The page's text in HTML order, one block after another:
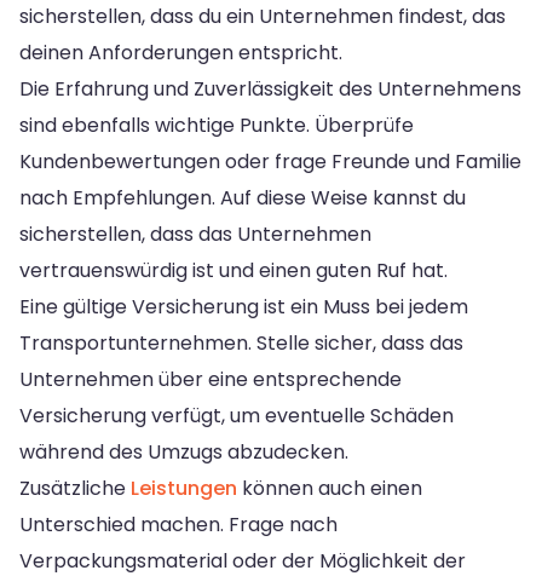
sicherstellen, dass du ein Unternehmen findest, das
deinen Anforderungen entspricht.
Die Erfahrung und Zuverlässigkeit des Unternehmens
sind ebenfalls wichtige Punkte. Überprüfe
Kundenbewertungen oder frage Freunde und Familie
nach Empfehlungen. Auf diese Weise kannst du
sicherstellen, dass das Unternehmen
vertrauenswürdig ist und einen guten Ruf hat.
Eine gültige Versicherung ist ein Muss bei jedem
Transportunternehmen. Stelle sicher, dass das
Unternehmen über eine entsprechende
Versicherung verfügt, um eventuelle Schäden
während des Umzugs abzudecken.
Zusätzliche Leistungen können auch einen
Unterschied machen. Frage nach
Verpackungsmaterial oder der Möglichkeit der